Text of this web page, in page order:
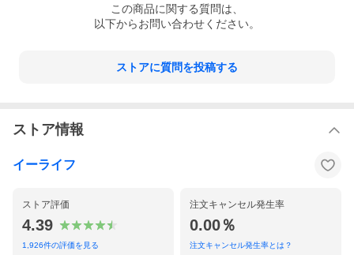
この商品に関する質問は、
以下からお問い合わせください。
ストアに質問を投稿する
ストア情報
イーライフ
ストア評価
4.39
1,926件の評価を見る
注文キャンセル発生率
0.00％
注文キャンセル発生率とは？